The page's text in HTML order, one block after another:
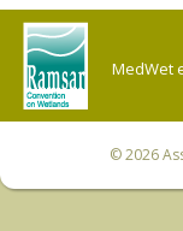
MedWet
© 2026